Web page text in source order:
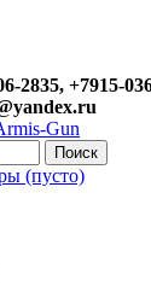
2835, +7915-
Поиск
(пусто)